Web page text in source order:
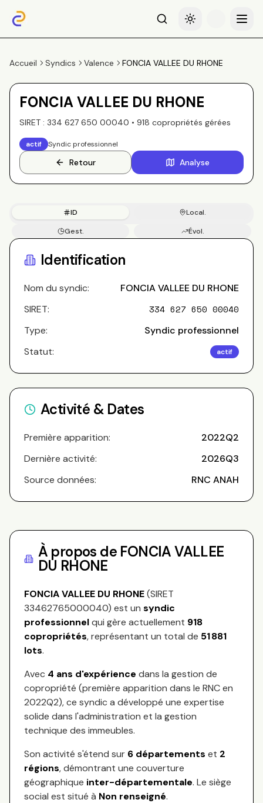
RechercheBasculer le thème
Menu
Accueil Syndics Valence FONCIA VALLEE DU RHONE
FONCIA VALLEE DU RHONE
SIRET : 334 627 650 00040 • 918 copropriétés gérées
actif Syndic professionnel
Retour Analyse
ID
Local.
Gest.
Évol.
Identification
Nom du syndic:
FONCIA VALLEE DU RHONE
SIRET:
334 627 650 00040
Type:
Syndic professionnel
Statut:
actif
Activité & Dates
Première apparition:
2022Q2
Dernière activité:
2026Q3
Source données:
RNC ANAH
À propos de FONCIA VALLEE
DU RHONE
FONCIA VALLEE DU RHONE(SIRET
33462765000040) est un syndic
professionnelqui gère actuellement 918
copropriétés, représentant un total de 51 881
lots.
Avec 4 ans d'expérience dans la gestion de
copropriété (première apparition dans le RNC en
2022Q2), ce syndic a développé une expertise
solide dans l'administration et la gestion
technique des immeubles.
Son activité s'étend sur 6 départements et 2
régions, démontrant une couverture
géographique inter-départementale. Le siège
social est situé à Non renseigné.